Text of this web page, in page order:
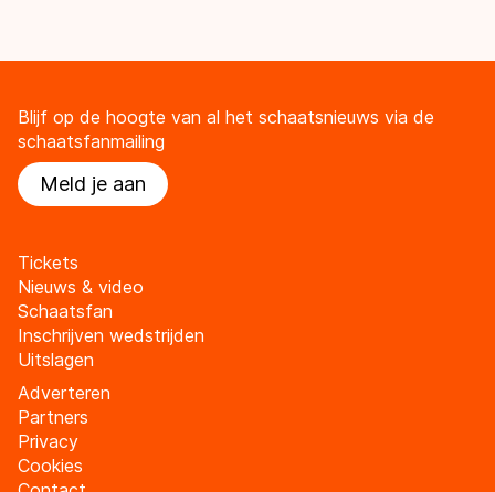
Blijf op de hoogte van al het schaatsnieuws via de
schaatsfanmailing
Meld je aan
Tickets
Nieuws & video
Schaatsfan
Inschrijven wedstrijden
Uitslagen
Adverteren
Partners
Privacy
Cookies